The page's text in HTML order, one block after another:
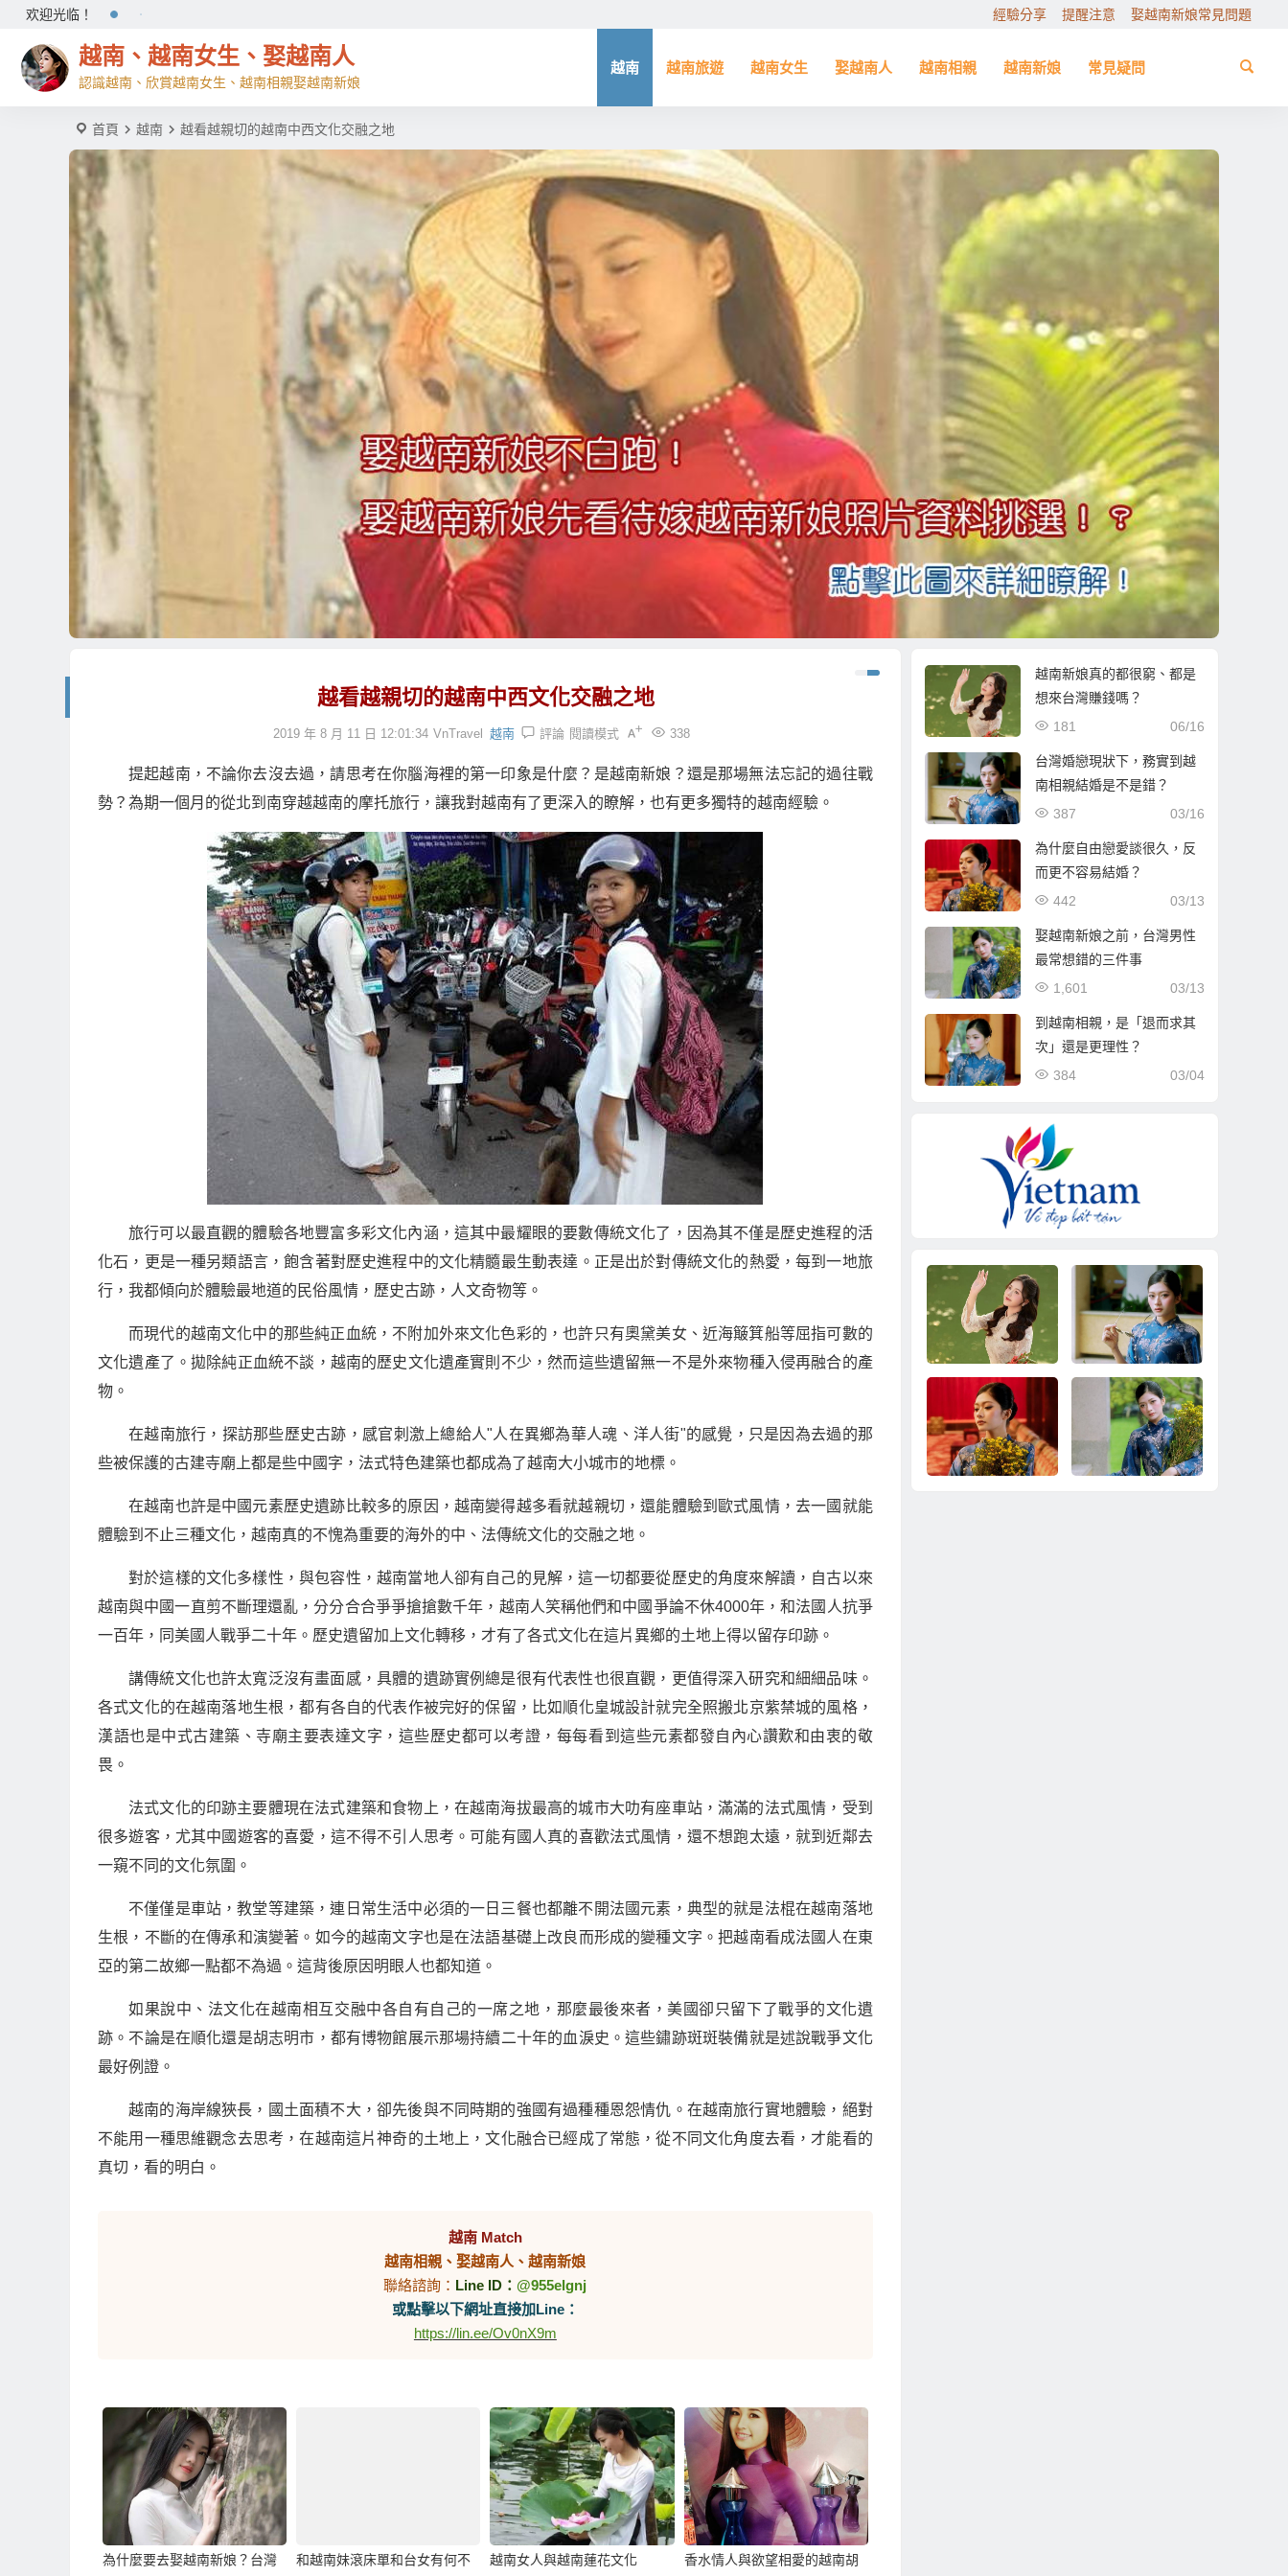
欢迎光临！ 經驗分享 提醒注意 娶越南新娘常見問題
越南、越南女生、娶越南人
認識越南、欣賞越南女生、越南相親娶越南新娘
越南 越南旅遊 越南女生 娶越南人 越南相親 越南新娘 常見疑問
首頁 越南 越看越親切的越南中西文化交融之地
越看越親切的越南中西文化交融之地
2019 年 8 月 11 日 12:01:34 VnTravel 越南 評論 338
閱讀模式
提起越南，不論你去沒去過，請思考在你腦海裡的第一印象是什麼？是越南新娘？還是那場無法忘記的過往戰
勢？為期一個月的從北到南穿越越南的摩托旅行，讓我對越南有了更深入的瞭解，也有更多獨特的越南經驗。
旅行可以最直觀的體驗各地豐富多彩文化內涵，這其中最耀眼的要數傳統文化了，因為其不僅是歷史進程的活
化石，更是一種另類語言，飽含著對歷史進程中的文化精髓最生動表達。正是出於對傳統文化的熱愛，每到一地旅
行，我都傾向於體驗最地道的民俗風情，歷史古跡，人文奇物等。
而現代的越南文化中的那些純正血統，不附加外來文化色彩的，也許只有奧黛美女、近海簸箕船等屈指可數的
文化遺產了。拋除純正血統不談，越南的歷史文化遺產實則不少，然而這些遺留無一不是外來物種入侵再融合的產
物。
在越南旅行，探訪那些歷史古跡，感官刺激上總給人"人在異鄉為華人魂、洋人街"的感覺，只是因為去過的那
些被保護的古建寺廟上都是些中國字，法式特色建築也都成為了越南大小城市的地標。
在越南也許是中國元素歷史遺跡比較多的原因，越南變得越多看就越親切，還能體驗到歐式風情，去一國就能
體驗到不止三種文化，越南真的不愧為重要的海外的中、法傳統文化的交融之地。
對於這樣的文化多樣性，與包容性，越南當地人卻有自己的見解，這一切都要從歷史的角度來解讀，自古以來
越南與中國一直剪不斷理還亂，分分合合爭爭搶搶數千年，越南人笑稱他們和中國爭論不休4000年，和法國人抗爭
一百年，同美國人戰爭二十年。歷史遺留加上文化轉移，才有了各式文化在這片異鄉的土地上得以留存印跡。
講傳統文化也許太寬泛沒有畫面感，具體的遺跡實例總是很有代表性也很直觀，更值得深入研究和細細品味。
各式文化的在越南落地生根，都有各自的代表作被完好的保留，比如順化皇城設計就完全照搬北京紫禁城的風格，
漢語也是中式古建築、寺廟主要表達文字，這些歷史都可以考證，每每看到這些元素都發自內心讚歎和由衷的敬
畏。
法式文化的印跡主要體現在法式建築和食物上，在越南海拔最高的城市大叻有座車站，滿滿的法式風情，受到
很多遊客，尤其中國遊客的喜愛，這不得不引人思考。可能有國人真的喜歡法式風情，還不想跑太遠，就到近鄰去
一窺不同的文化氛圍。
不僅僅是車站，教堂等建築，連日常生活中必須的一日三餐也都離不開法國元素，典型的就是法棍在越南落地
生根，不斷的在傳承和演變著。如今的越南文字也是在法語基礎上改良而形成的變種文字。把越南看成法國人在東
亞的第二故鄉一點都不為過。這背後原因明眼人也都知道。
如果說中、法文化在越南相互交融中各自有自己的一席之地，那麼最後來者，美國卻只留下了戰爭的文化遺
跡。不論是在順化還是胡志明市，都有博物館展示那場持續二十年的血淚史。這些鏽跡斑斑裝備就是述說戰爭文化
最好例證。
越南的海岸線狹長，國土面積不大，卻先後與不同時期的強國有過種種恩怨情仇。在越南旅行實地體驗，絕對
不能用一種思維觀念去思考，在越南這片神奇的土地上，文化融合已經成了常態，從不同文化角度去看，才能看的
真切，看的明白。
越南 Match
越南相親、娶越南人、越南新娘
聯絡諮詢： Line ID：@955elgnj
或點擊以下網址直接加Line：
https://lin.ee/Ov0nX9m
為什麼要去娶越南新娘？台灣 和越南妹滾床單和台女有何不 越南女人與越南蓮花文化 香水情人與欲望相愛的越南胡
越南新娘真的都很窮、都是
想來台灣賺錢嗎？
06/16
181
台灣婚戀現狀下，務實到越
南相親結婚是不是錯？
03/16
387
為什麼自由戀愛談很久，反
而更不容易結婚？
03/13
442
娶越南新娘之前，台灣男性
最常想錯的三件事
03/13
1,601
到越南相親，是「退而求其
次」還是更理性？
03/04
384
越南新娘真的都很
窮、都是想來台灣賺
錢嗎？
台灣婚戀現狀下，務
實到越南相親結婚是
不是錯？